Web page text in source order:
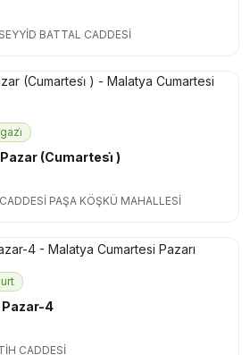
BATTAL CADDESİ
(Cumartesi̇ )
PAŞA KÖŞKÜ MAHALLESİ
Pazar-4
CADDESİ